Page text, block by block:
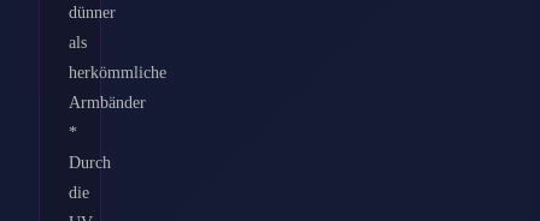
dünner
als
herkömmliche
Armbänder
*
Durch
die